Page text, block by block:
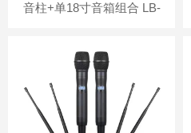
音柱+单18寸音箱组合 LB-